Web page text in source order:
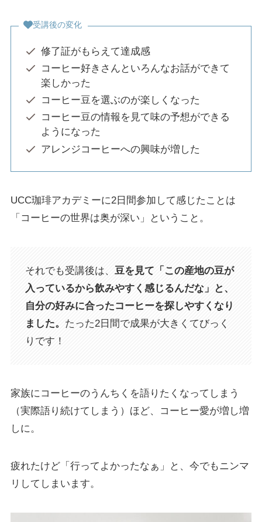
受講後の変化
修了証がもらえて達成感
コーヒー好きさんといろんなお話ができて
楽しかった
コーヒー豆を選ぶのが楽しくなった
コーヒー豆の情報を見て味の予想ができる
ようになった
アレンジコーヒーへの興味が増した
UCC珈琲アカデミーに2日間参加して感じたことは
「コーヒーの世界は奥が深い」ということ。
それでも受講後は、豆を見て「この産地の豆が
入っているから飲みやすく感じるんだな」と、
自分の好みに合ったコーヒーを探しやすくなり
ました。 たった2日間で成果が大きくてびっく
りです！
家族にコーヒーのうんちくを語りたくなってしまう
（実際語り続けてしまう）ほど、コーヒー愛が増し増
しに。
疲れたけど「行ってよかったなぁ」と、今でもニンマ
リしてしまいます。